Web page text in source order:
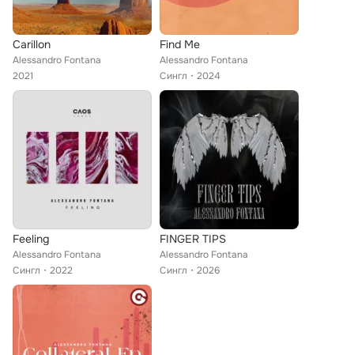
Carillon
Alessandro Fontana
2021
Find Me
Alessandro Fontana
Сингл
2024
Feeling
Alessandro Fontana
Сингл
2022
FINGER TIPS
Alessandro Fontana
Сингл
2026